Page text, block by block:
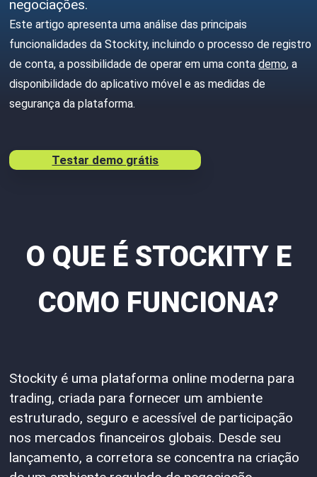
negociações.
Este artigo apresenta uma análise das principais
funcionalidades da Stockity, incluindo o processo de registro
de conta, a possibilidade de operar em uma contademo, a
disponibilidade do aplicativo móvel e as medidas de
segurança da plataforma.
Testar demo grátis
O QUE É STOCKITY E
COMO FUNCIONA?
Stockity é uma plataforma online moderna para
trading, criada para fornecer um ambiente
estruturado, seguro e acessível de participação
nos mercados financeiros globais. Desde seu
lançamento, a corretora se concentra na criação